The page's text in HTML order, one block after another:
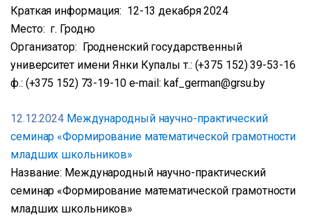
Краткая информация: 12-13 декабря 2024
Место: г. Гродно
Организатор: Гродненский государственный
университет имени Янки Купалы т.: (+375 152) 39-53-16
ф.: (+375 152) 73-19-10 e-mail: kaf_german@grsu.by
12.12.2024 Международный научно-практический
семинар «Формирование математической грамотности
младших школьников»
Название: Международный научно-практический
семинар «Формирование математической грамотности
младших школьников»